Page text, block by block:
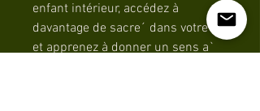
enfant intérieur, accédez à
davantage de sacre´ dans votre vie
et apprenez à donner un sens a`